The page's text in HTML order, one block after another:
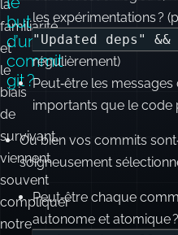
D’autres
facteurs,
comme
la
familiarité
et
le
biais
de
Question
clé :
Quel
est
le
but
d’un
commit
git ?
Commitez‑vous tôt et
mentalité de « point de
Où tout est enregistré,
les expérimentations ?
"Updated deps"
régulièrement)
Peut‑être les
importants que le code